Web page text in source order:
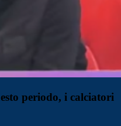
periodo, i calciatori